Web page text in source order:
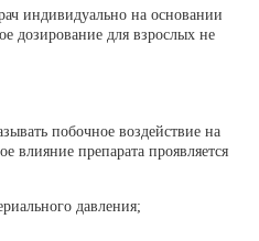
индивидуально на основании
дозирование для взрослых не
побочное воздействие на
влияние препарата проявляется
давления;